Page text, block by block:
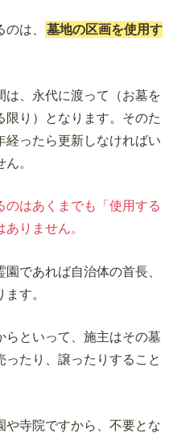
は、
墓地の区画を使用す
は、永代に渡って（お墓を
り）となります。そのた
経ったら更新しなければい
。
のはあくまでも「使用する
りません。
であれば自治体の首長、
す。
らといって、施主はその墓
たり、譲ったりすること
や寺院ですから、不要とな